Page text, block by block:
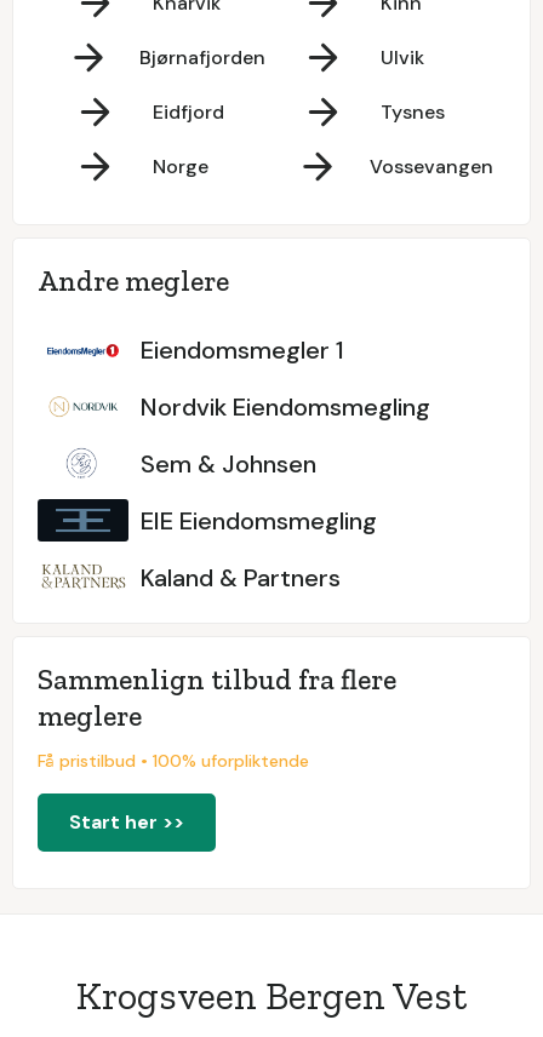
Bjørnafjorden Ulvik
Eidfjord Tysnes
Norge Vossevangen
Andre meglere
Eiendomsmegler 1
Nordvik Eiendomsmegling
Sem & Johnsen
EIE Eiendomsmegling
Kaland & Partners
Sammenlign tilbud fra flere
meglere
Få pristilbud • 100% uforpliktende
Start her >>
Krogsveen Bergen Vest